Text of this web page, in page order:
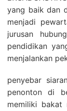
yang baik dan
menjadi
jurusan
pendidikan
menjalankan
penyebar
penonton di
memiliki bakat